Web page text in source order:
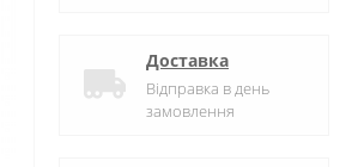
Доставка
Відправка в день
замовлення